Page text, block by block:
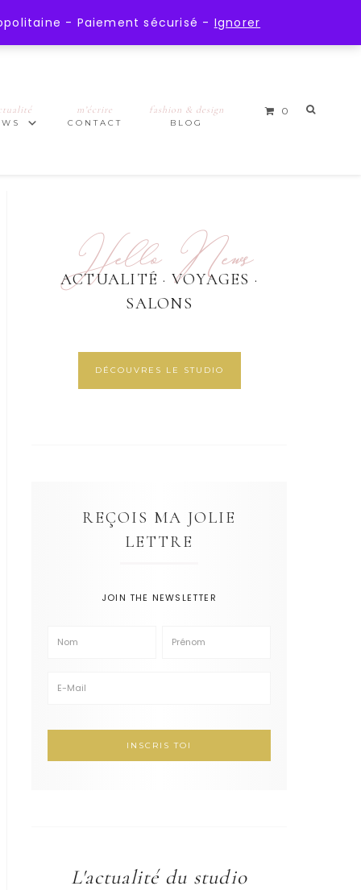
m’écrire
CONTACT
fashion & design
BLOG
0
Hello News
ACTUALITÉ · VOYAGES ·
SALONS
DÉCOUVRES LE STUDIO
REÇOIS MA JOLIE
LETTRE
JOIN THE NEWSLETTER
L'actualité du studio
- Paiement sécurisé - Ignorer